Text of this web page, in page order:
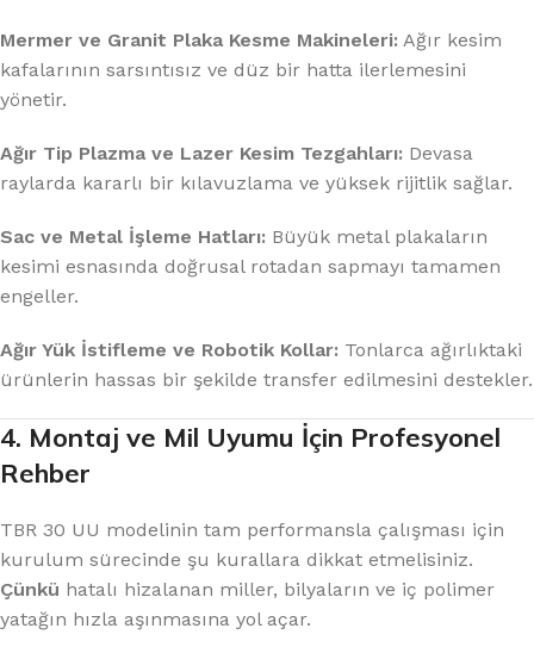
Mermer ve Granit Plaka Kesme Makineleri: Ağır kesim
kafalarının sarsıntısız ve düz bir hatta ilerlemesini
yönetir.
Ağır Tip Plazma ve Lazer Kesim Tezgahları: Devasa
raylarda kararlı bir kılavuzlama ve yüksek rijitlik sağlar.
Sac ve Metal İşleme Hatları: Büyük metal plakaların
kesimi esnasında doğrusal rotadan sapmayı tamamen
engeller.
Ağır Yük İstifleme ve Robotik Kollar: Tonlarca ağırlıktaki
ürünlerin hassas bir şekilde transfer edilmesini destekler.
4. Montaj ve Mil Uyumu İçin Profesyonel
Rehber
TBR 30 UU modelinin tam performansla çalışması için
kurulum sürecinde şu kurallara dikkat etmelisiniz.
Çünkü hatalı hizalanan miller, bilyaların ve iç polimer
yatağın hızla aşınmasına yol açar.